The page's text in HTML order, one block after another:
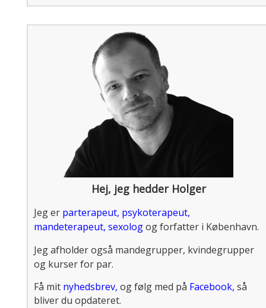
Hej, jeg hedder Holger
Jeg er parterapeut, psykoterapeut,
mandeterapeut, sexologog forfatter i København.
Jeg afholder også mandegrupper, kvindegrupper
og kurser for par.
Få mit nyhedsbrev, og følg med på Facebook, så
bliver du opdateret.